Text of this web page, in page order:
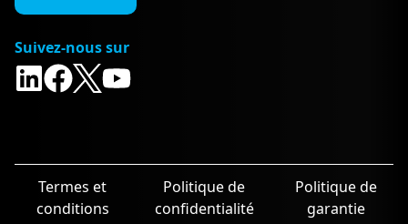
Suivez-nous sur
Termes et
conditions
Politique de
confidentialité
Politique de
garantie